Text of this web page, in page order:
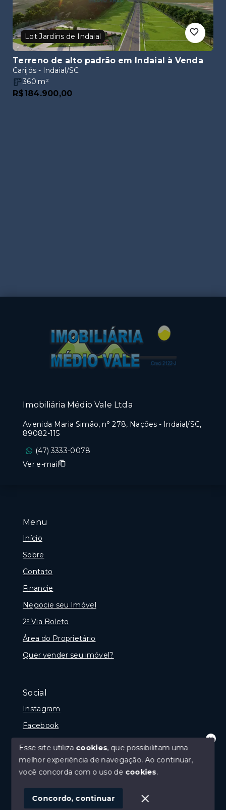
Lot Jardins de Indaial
Terreno de alto padrão em Indaial à Venda
Carijós - Indaial/SC
360 m²
R$184.900,00
Menu
Início
Sobre
Contato
Financie
Negocie seu Imóvel
2º Via Boleto
Área do Proprietário
Quer vender seu imóvel?
Social
Instagram
Facebook
Imobiliária Médio Vale Ltda
Avenida Maria Simão, n° 278, Nações - Indaial/SC,
89082-115
(47) 3333-0078
Ver e-mail
Olá! que bom te ver por aqui!
precisando de ajuda ou buscando outro
tipo de imóvel, fale conosco!
Esse site utiliza cookies, que possibilitam uma
melhor experiência de navegação.Ao continuar,
você concorda com o uso de cookies.
Concordo, continuar